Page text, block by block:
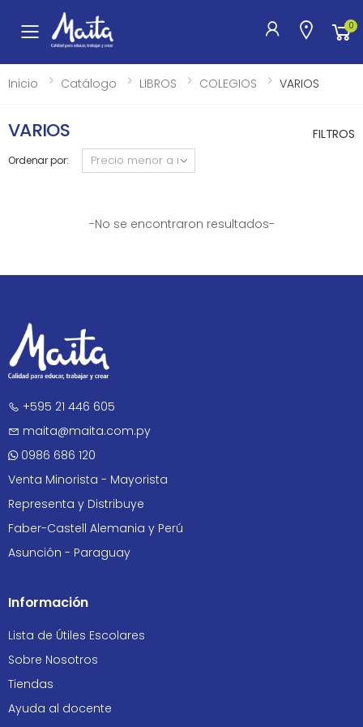
Toggle mobile menu 0
Inicio Catálogo LIBROS COLEGIOS VARIOS
VARIOS FILTROS
Ordenar por:
-No se encontraron resultados-
+595 21 446 605
maita@maita.com.py
0986 686 120
Venta Minorista - Mayorista
Representa y Distribuye
Faber-Castell Alemania y Perú
Asunción - Paraguay
Información
Lista de Útiles Escolares
Sobre Nosotros
Tiendas
Ayuda al docente